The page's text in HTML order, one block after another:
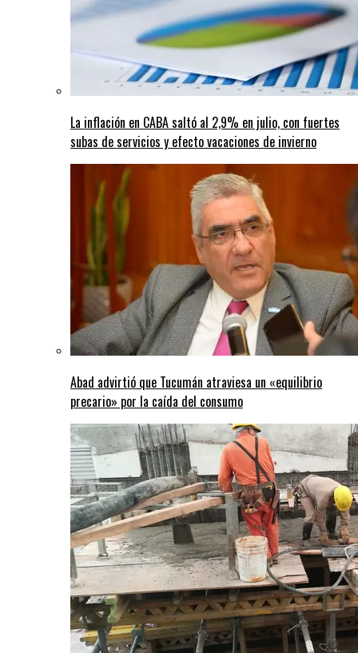
La inflación en CABA saltó al 2,9% en julio, con fuertes
subas de servicios y efecto vacaciones de invierno
Abad advirtió que Tucumán atraviesa un «equilibrio
precario» por la caída del consumo